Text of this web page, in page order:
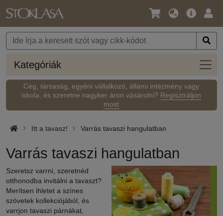
Nyelv
Pénznem
Fő
Kategóriák
Cég, társaság, egyéni vállalkozó, állami intézmény vagy
iskola, és szeretne nagyker áron vásárolni? Regisztráljon
most
Itt a tavasz! Varrás tavaszi hangulatban
Varrás tavaszi hangulatban
Szeretsz varrni, szeretnéd
otthonodba invitálni a tavaszt?
Merítsen ihletet a színes
szövetek kollekciójából, és
varrjon tavaszi párnákat,